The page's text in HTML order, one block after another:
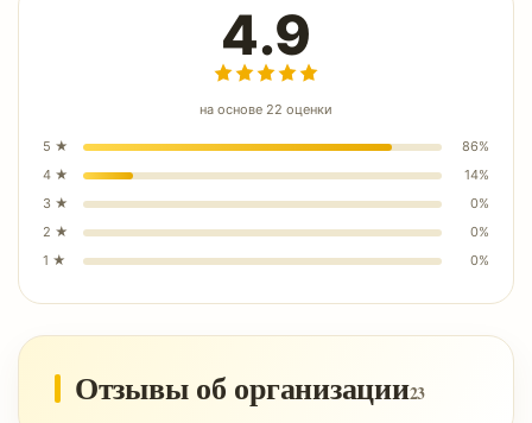
4.9
на основе 22 оценки
5 ★ 86%
4 ★ 14%
3 ★ 0%
2 ★ 0%
1 ★ 0%
Отзывы об организации23